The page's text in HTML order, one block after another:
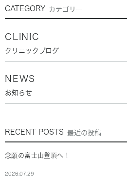
CATEGORY カテゴリー
CLINIC
クリニックブログ
NEWS
お知らせ
RECENT POSTS 最近の投稿
念願の富士山登頂へ！
2026.07.29